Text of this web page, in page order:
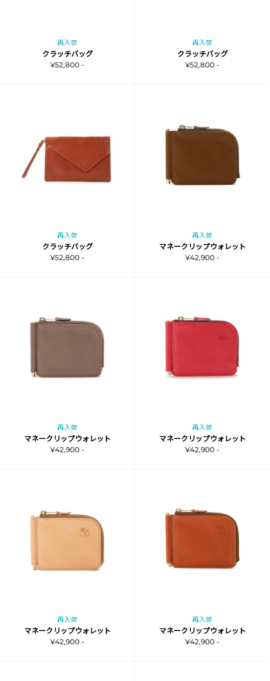
再入荷
クラッチバッグ
¥52,800 -
再入荷
クラッチバッグ
¥52,800 -
再入荷
クラッチバッグ
¥52,800 -
再入荷
マネークリップウォレット
¥42,900 -
再入荷
マネークリップウォレット
¥42,900 -
再入荷
マネークリップウォレット
¥42,900 -
再入荷
マネークリップウォレット
¥42,900 -
再入荷
マネークリップウォレット
¥42,900 -